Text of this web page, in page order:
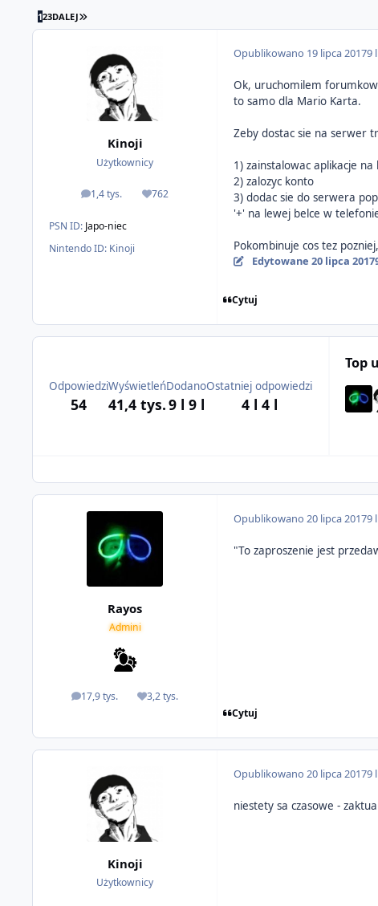
123DALEJ OSTATNIA STRONA
Kinoji
Użytkownicy
1,4 tys.
odpowiedzi762
Reputacja
PSN ID: Japo-niec
Nintendo ID: Kinoji
Opublikowano 19 lipca 20179 l
Ok, uruchomilem
to samo dla Mario Karta.
Zeby dostac sie na serwer
1) zainstalowac aplikacje
2) zalozyc konto
3) dodac sie do serwera
'+' na lewej belce w
Pokombinuje cos tez
Edytowane 20 lipca 2017
Cytuj
Odpowiedzi
54
Wyświetleń
41,4 tys.
Dodano
9 l 9 l
Ostatniej odpowiedzi
4 l 4 l
Top
Rayos
Admini
17,9 tys.
odpowiedzi3,2 tys.
Reputacja
Opublikowano20 lipca 20179 l
"To zaproszenie jest
Cytuj
Kinoji
Użytkownicy
Opublikowano20 lipca 20179 l
niestety sa czasowe -